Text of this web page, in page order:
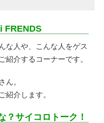
FRENDS
な人や、こんな人をゲス
紹介するコーナーです。
ん。
紹介します。
？サイコロトーク！